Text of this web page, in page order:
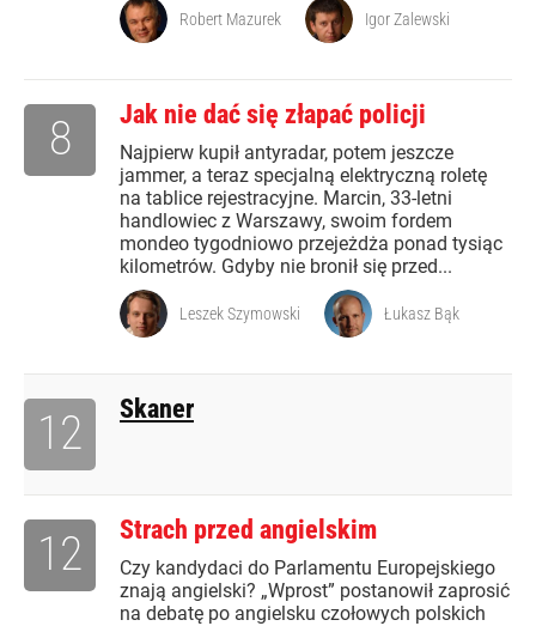
Robert Mazurek Igor Zalewski
Jak nie dać się złapać policji
Najpierw kupił antyradar, potem jeszcze
jammer, a teraz specjalną elektryczną roletę
na tablice rejestracyjne. Marcin, 33-letni
handlowiec z Warszawy, swoim fordem
mondeo tygodniowo przejeżdża ponad tysiąc
kilometrów. Gdyby nie bronił się przed...
8
Leszek Szymowski Łukasz Bąk
Skaner
12
Strach przed angielskim
Czy kandydaci do Parlamentu Europejskiego
znają angielski? „Wprost” postanowił zaprosić
na debatę po angielsku czołowych polskich
12